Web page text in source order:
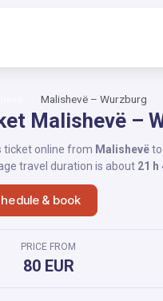
Malishevë – Wurzburg
Malishevë –
ticket online from Malishevëto
travel duration is about 21 h
& book
PRICE FROM
80 EUR